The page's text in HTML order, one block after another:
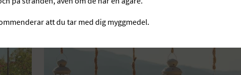
att du tar med dig myggmedel.